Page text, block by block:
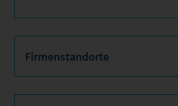
Firmenstandorte